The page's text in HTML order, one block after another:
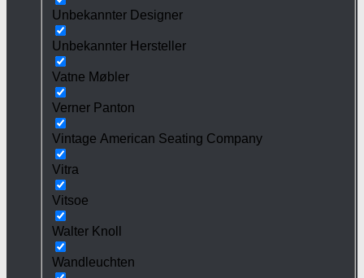
Unbekannter Designer
Unbekannter Hersteller
Vatne Møbler
Verner Panton
Vintage American Seating Company
Vitra
Vitsoe
Walter Knoll
Wandleuchten